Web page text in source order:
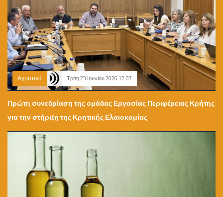
Αγροτικά Τρίτη 23 Ιουνίου 2026 12:07
Πρώτη συνεδρίαση της ομάδας Εργασίας Περιφέρειας Κρήτης
για την στήριξη της Κρητικής Ελαιοκομίας